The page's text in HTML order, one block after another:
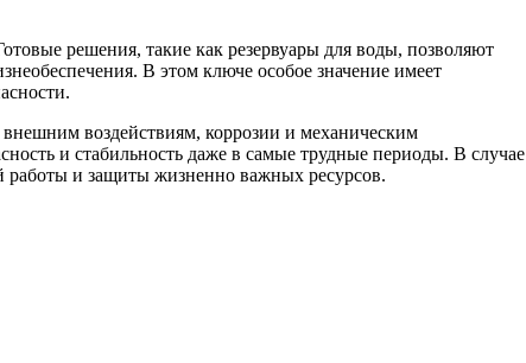
решения, такие как резервуары для воды, позволяют
В этом ключе особое значение имеет
воздействиям, коррозии и механическим
и стабильность даже в самые трудные периоды. В случае
работы и защиты жизненно важных ресурсов.